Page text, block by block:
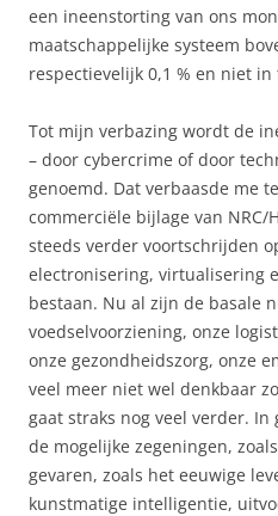
een ineenstorting van ons
maatschappelijke systeem
respectievelijk 0,1 % en niet in
Tot mijn verbazing wordt de
– door cybercrime of door
genoemd. Dat verbaasde me
commerciële bijlage van
steeds verder voortschrijden
electronisering, virtualisering
bestaan. Nu al zijn de basale
voedselvoorziening, onze
onze gezondheidszorg, onze
veel meer niet wel denkbaar
gaat straks nog veel verder.
de mogelijke zegeningen,
gevaren, zoals het eeuwige
kunstmatige intelligentie,